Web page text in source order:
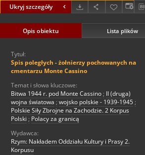
Ukryj szczegóły
Opis obiektu Lista plików
Tytuł:
Spis poległych - żołnierzy pochowanych na
cmentarzu Monte Cassino
Temat i słowa kluczowe:
Bitwa 1944 r. pod Monte Cassino ; II (druga)
wojna światowa ; wojsko polskie - 1939-1945 ;
Polskie Siły Zbrojne na Zachodzie. 2 Korpus
Polski ; Polacy za granicą
Wydawca:
Rzym: Nakładem Oddziału Kultury i Prasy 2.
Korpusu